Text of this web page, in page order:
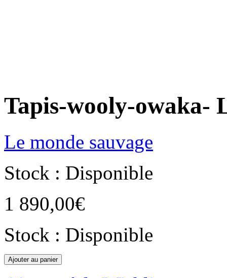
Tapis-wooly-owaka-
Le monde sauvage
Stock : Disponible
1 890,00€
Stock : Disponible
Ajouter au panier